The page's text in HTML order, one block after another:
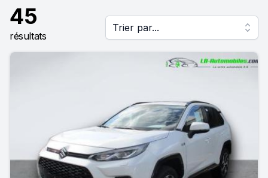
45
résultats
Trier par...